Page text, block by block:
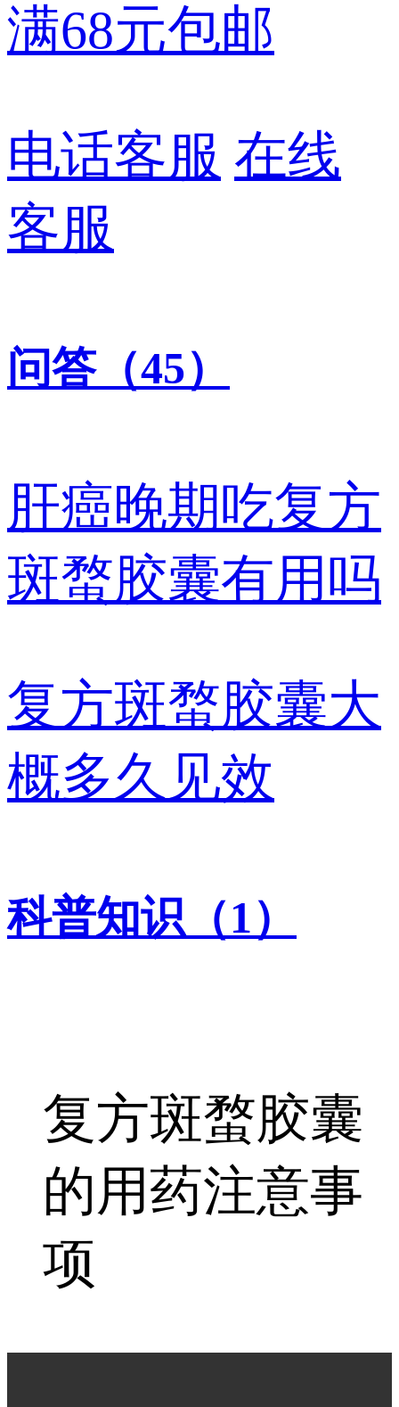
满68元包邮
电话客服 在线
客服
问答（45）
肝癌晚期吃复方
斑蝥胶囊有用吗
复方斑蝥胶囊大
概多久见效
科普知识（1）
复方斑蝥胶囊
的用药注意事
项